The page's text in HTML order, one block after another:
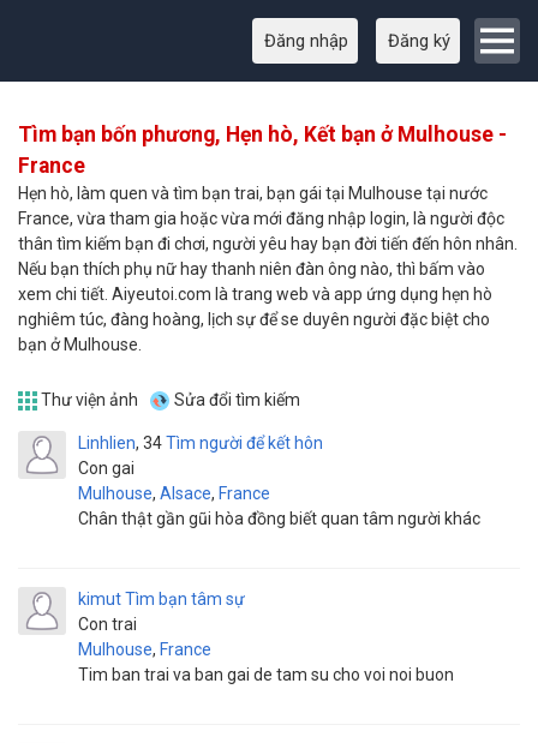
Đăng nhập Đăng ký
Tìm bạn bốn phương, Hẹn hò, Kết bạn ở Mulhouse -
France
Hẹn hò, làm quen và tìm bạn trai, bạn gái tại Mulhouse tại nước
France, vừa tham gia hoặc vừa mới đăng nhập login, là người độc
thân tìm kiếm bạn đi chơi, người yêu hay bạn đời tiến đến hôn nhân.
Nếu bạn thích phụ nữ hay thanh niên đàn ông nào, thì bấm vào
xem chi tiết. Aiyeutoi.com là trang web và app ứng dụng hẹn hò
nghiêm túc, đàng hoàng, lịch sự để se duyên người đặc biệt cho
bạn ở Mulhouse.
Thư viện ảnh Sửa đổi tìm kiếm
Linhlien
Con gai
34
Mulhouse, Alsace, France
Tìm người để kết hôn
Chân thật gần gũi hòa đồng biết quan tâm người khác
kimut
Con trai
Mulhouse, France
Tìm bạn tâm sự
Tim ban trai va ban gai de tam su cho voi noi buon